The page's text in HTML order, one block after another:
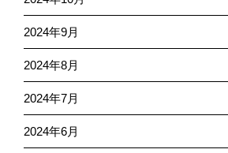
2024年9月
2024年8月
2024年7月
2024年6月